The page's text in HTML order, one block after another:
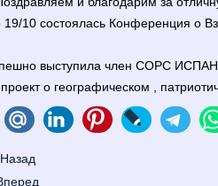
10 состоялась Конференция о
выступила член СОРС
о географическом ,
Назад